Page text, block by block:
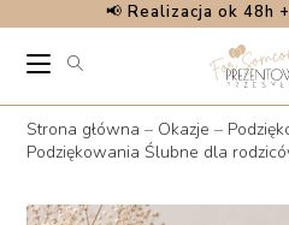
content
📢 Realizacja ok 48h
Strona główna – Okazje –
Podziękowania Ślubne dla